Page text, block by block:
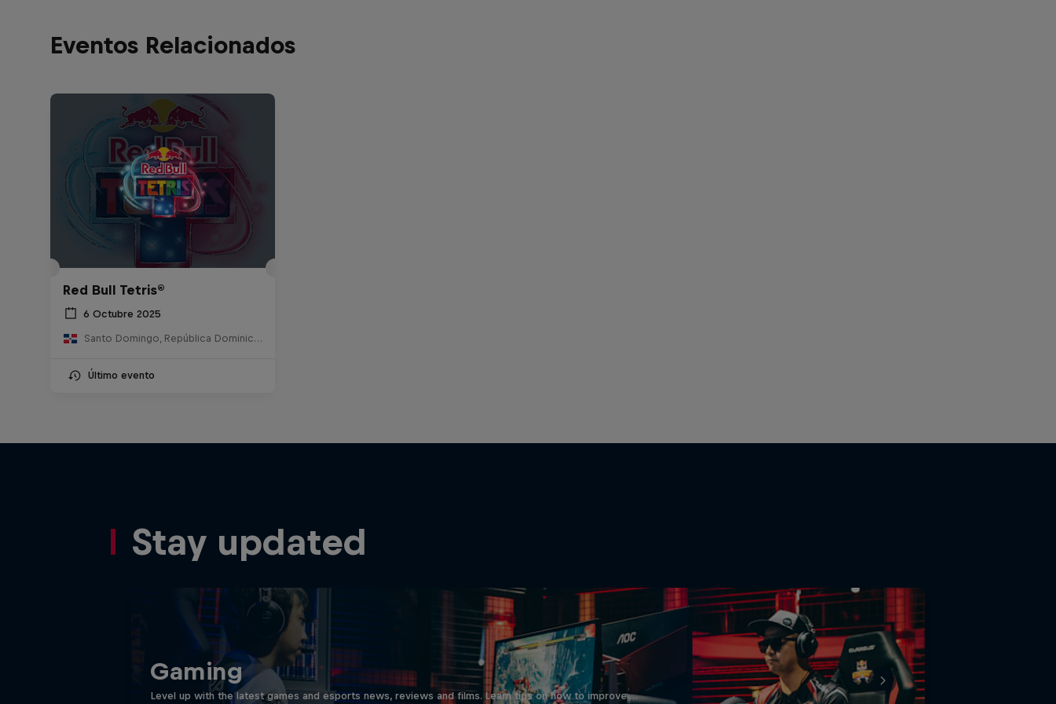
Eventos Relacionados
Red Bull Tetris®
6 Octubre 2025
Santo Domingo, República Dominicana, Dominican Republic
Último evento
Stay updated
Gaming
Level up with the latest games and esports news, reviews and films. Learn tips on how to improve …